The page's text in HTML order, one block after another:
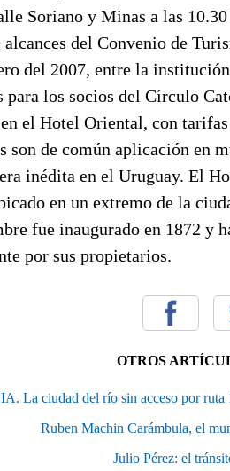
Soriano y Minas a las
alcances del Convenio de
del 2007, entre la
para los socios del Círculo
el Hotel Oriental, con
son de común aplicación en
inédita en el Uruguay. El
en un extremo de la
fue inaugurado en 1872 y
por sus propietarios.
OTROS
La ciudad del río sin acceso por ruta
Ruben Machin Carámbula, el
Julio Pérez: el